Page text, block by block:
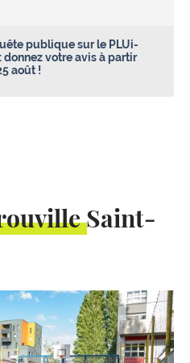
publique sur le PLUi-
donnez votre avis à partir
août !
Saint-